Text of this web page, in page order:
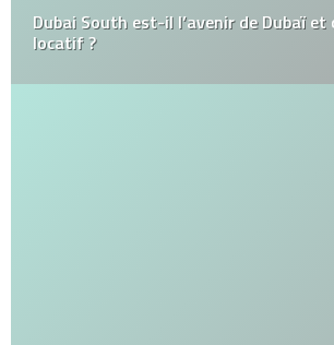
Dubai South est-il l’avenir de Dubaï
locatif ?